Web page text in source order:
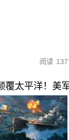
阅读
覆太平洋！美